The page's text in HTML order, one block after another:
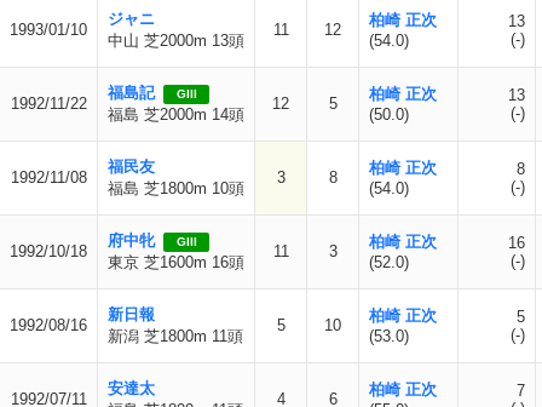
1993/01/10
ジャニ
中山 芝2000m 13頭
11 12
柏崎 正次
(54.0)
13
(-)
1992/11/22
福島記 GIII
福島 芝2000m 14頭
12 5
柏崎 正次
(50.0)
13
(-)
1992/11/08
福民友
福島 芝1800m 10頭
3 8
柏崎 正次
(54.0)
8
(-)
1992/10/18
府中牝 GIII
東京 芝1600m 16頭
11 3
柏崎 正次
(52.0)
16
(-)
1992/08/16
新日報
新潟 芝1800m 11頭
5 10
柏崎 正次
(53.0)
5
(-)
1992/07/11
安達太
4 6
柏崎 正次
7